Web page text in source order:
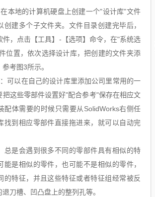
本地的计算机硬盘上创建一个"设计库"文件
创建多个子文件夹。文件目录创建完毕后，
件，点击【工具】-【选项】命令，在"系统选
位置，依次选择设计库，把创建的文件夹添
考图3所示。
可以在自己的设计库里添加公司里常用的一
把这些零部件设置好"配合参考"保存在相应文
配体需要的时候只需要从SolidWorks右侧任
找到相应零部件直接拖进来，就可以自动完
总是会遇到很多不同的零部件具有相似的特
能是相似的零件，也可能不是相似的零件，
的特征，并且这些特征或者特征组经常被反
刀槽、凹凸盘上的整列孔等。